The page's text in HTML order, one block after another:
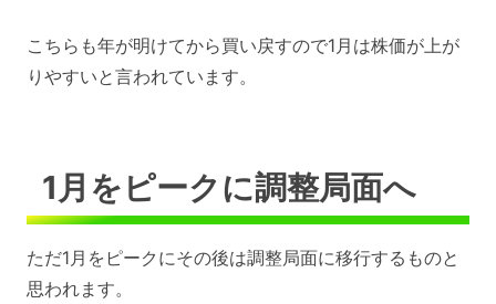
こちらも年が明けてから買い戻すので1月は株価が上が
りやすいと言われています。
1月をピークに調整局面へ
ただ1月をピークにその後は調整局面に移行するものと
思われます。